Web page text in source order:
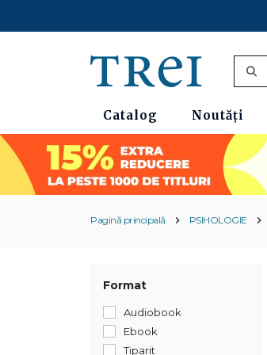
Catalog Noutăți
Pagină principală PSIHOLOGIE
Format
Audiobook
Ebook
Tiparit